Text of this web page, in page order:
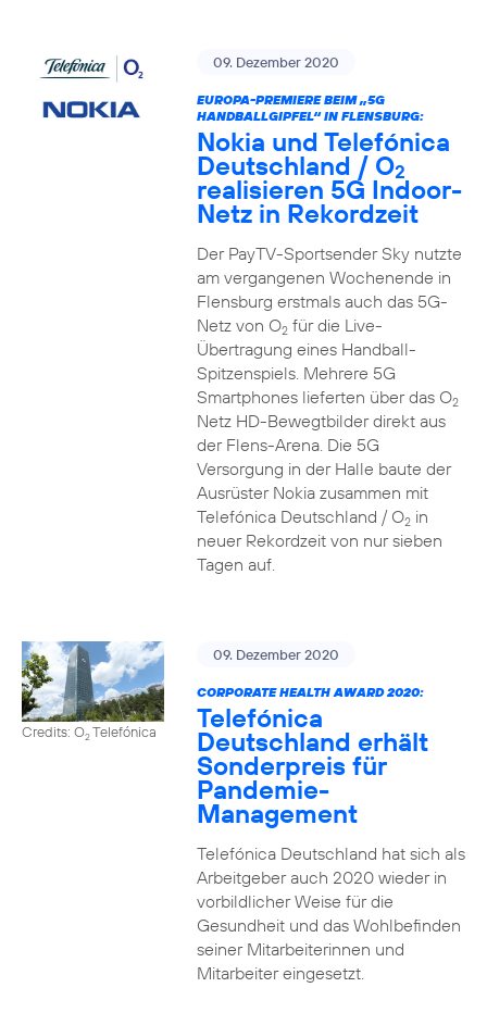
09. Dezember 2020
EUROPA-PREMIERE BEIM „5G
HANDBALLGIPFEL“ IN FLENSBURG:
Nokia und Telefónica
Deutschland / O2
realisieren 5G Indoor-
Netz in Rekordzeit
Der PayTV-Sportsender Sky nutzte
am vergangenen Wochenende in
Flensburg erstmals auch das 5G-
Netz von O2für die Live-
Übertragung eines Handball-
Spitzenspiels. Mehrere 5G
Smartphones lieferten über das O2
Netz HD-Bewegtbilder direkt aus
der Flens-Arena. Die 5G
Versorgung in der Halle baute der
Ausrüster Nokia zusammen mit
Telefónica Deutschland / O2in
neuer Rekordzeit von nur sieben
Tagen auf.
Credits: O2Telefónica
09. Dezember 2020
CORPORATE HEALTH AWARD 2020:
Telefónica
Deutschland erhält
Sonderpreis für
Pandemie-
Management
Telefónica Deutschland hat sich als
Arbeitgeber auch 2020 wieder in
vorbildlicher Weise für die
Gesundheit und das Wohlbefinden
seiner Mitarbeiterinnen und
Mitarbeiter eingesetzt.